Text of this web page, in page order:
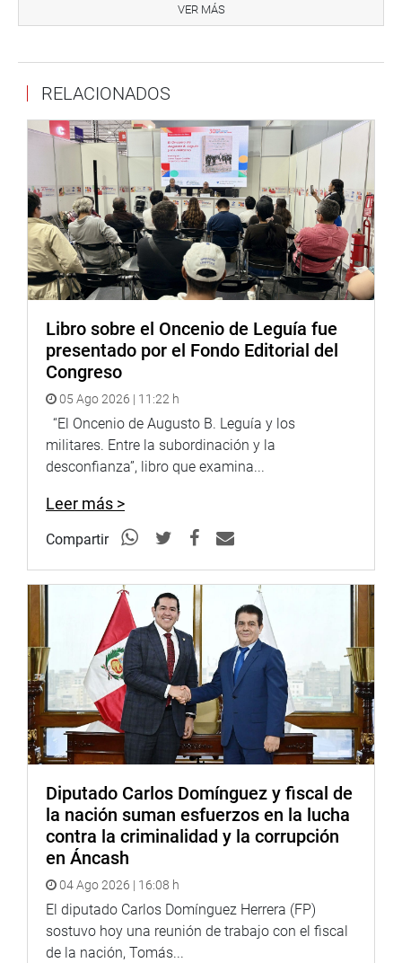
23 de octubre del 2021, se declaró Emergencia en
Chiclayo y José Leonardo Ortiz. Las gestiones iniciaron
gestionó ante los órganos responsables, las acciones
para la declaración de emergencia.
Despacho congresal
VER MÁS
RELACIONADOS
Libro sobre el Oncenio de Leguía fue
presentado por el Fondo Editorial del
Congreso
05 Ago 2026 | 11:22 h
“El Oncenio de Augusto B. Leguía y los
militares. Entre la subordinación y la
desconfianza”, libro que examina...
Leer más >
Compartir
Diputado Carlos Domínguez y fiscal de
la nación suman esfuerzos en la lucha
contra la criminalidad y la corrupción
en Áncash
04 Ago 2026 | 16:08 h
El diputado Carlos Domínguez Herrera (FP)
sostuvo hoy una reunión de trabajo con el fiscal
de la nación, Tomás...